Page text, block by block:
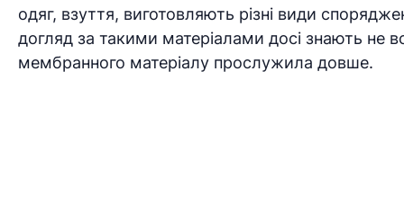
одяг, взуття, виготовляють різні види
догляд за такими матеріалами досі знають не
мембранного матеріалу прослужила довше.